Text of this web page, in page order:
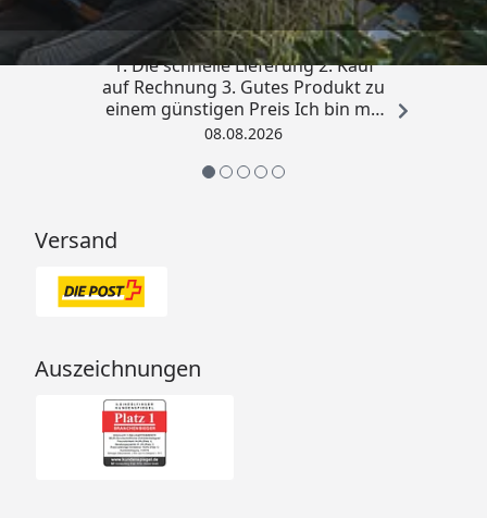
„Besonders gut gefallen hat mir :
1. Die schnelle Lieferung 2. Kauf
auf Rechnung 3. Gutes Produkt zu
einem günstigen Preis Ich bin mit
der Kaufabwicklung sehr
08.08.2026
Versand
Auszeichnungen